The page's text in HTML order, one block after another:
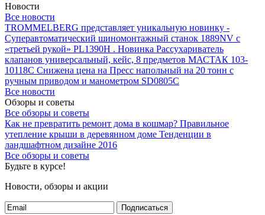
Новости
Все новости
TROMMELBERG представляет уникальную новинку -
Суперавтоматический шиномонтажный станок 1889NV с
«третьей рукой» PL1390H . Новинка Рассухариватель
клапанов универсальный, кейс, 8 предметов МАСТАК 103-
10118C Снижена цена на Пресс напольный на 20 тонн с
ручным приводом и манометром SD0805C
Все новости
Обзоры и советы
Все обзоры и советы
Как не превратить ремонт дома в кошмар? Правильное
утепление крыши в деревянном доме Тенденции в
ландшафтном дизайне 2016
Все обзоры и советы
Будьте в курсе!
Новости, обзоры и акции
Подписаться